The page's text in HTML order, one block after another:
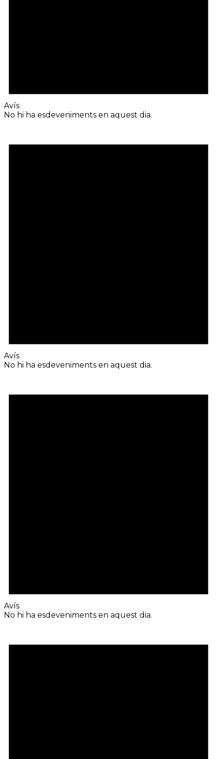
Avís
No hi ha esdeveniments en aquest dia.
Avís
No hi ha esdeveniments en aquest dia.
Avís
No hi ha esdeveniments en aquest dia.